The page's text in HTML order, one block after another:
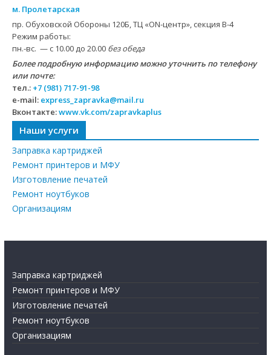
м. Пролетарская
пр. Обуховской Обороны 120Б, ТЦ «ON-центр», секция B-4
Режим работы:
пн.-вс. — с 10.00 до 20.00 без обеда
Более подробную информацию можно уточнить по телефону
или почте:
тел.: +7 (981) 717-91-98
e-mail: express_zapravka@mail.ru
Вконтакте:www.vk.com/zapravkaplus
Наши услуги
Заправка картриджей
Ремонт принтеров и МФУ
Изготовление печатей
Ремонт ноутбуков
Организациям
Заправка картриджей
Ремонт принтеров и МФУ
Изготовление печатей
Ремонт ноутбуков
Организациям